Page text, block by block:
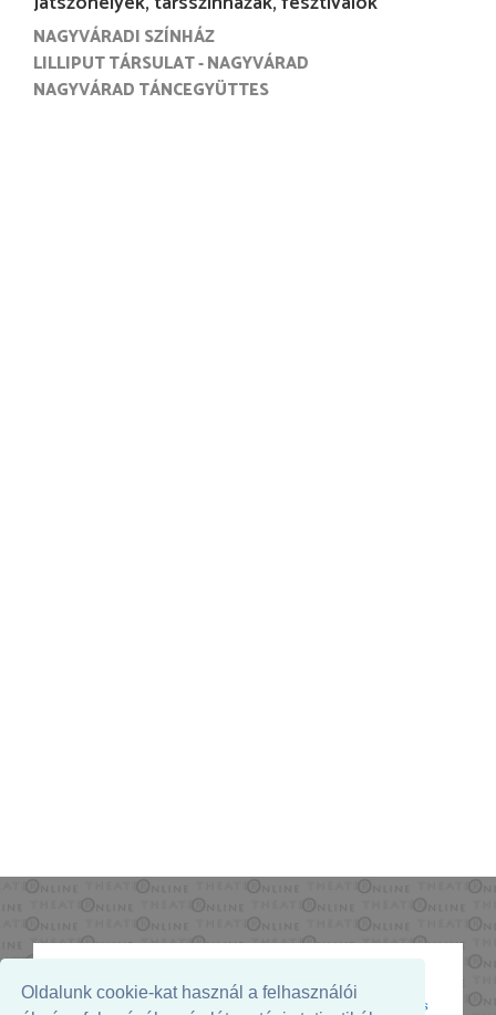
Oldalunk cookie-kat használ a felhasználói
NAGYVÁRADI SZÍNHÁZ
LILLIPUT TÁRSULAT - NAGYVÁRAD
NAGYVÁRAD TÁNCEGYÜTTES
Az oldal megjelenését támogatja: